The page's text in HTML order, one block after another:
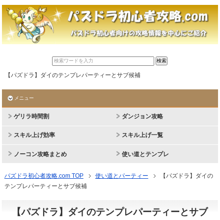
【パズドラ】ダイのテンプレパーティーとサブ候補
メニュー
ゲリラ時間割 ダンジョン攻略
スキル上げ効率 スキル上げ一覧
ノーコン攻略まとめ 使い道とテンプレ
パズドラ初心者攻略.com TOP 使い道とパーティー
【パズドラ】ダイの
テンプレパーティーとサブ候補
【パズドラ】ダイのテンプレパーティーとサブ